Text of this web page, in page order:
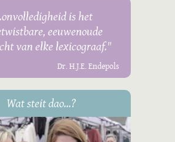
is het
eeuwenoude
van elke lexicograaf."
Dr. H.J.E. Endepols
Wat steit dao...?